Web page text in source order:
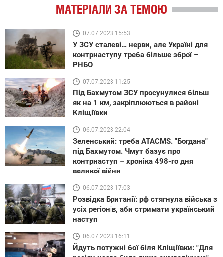
МАТЕРІАЛИ ЗА ТЕМОЮ
07.07.2023 15:53
У ЗСУ сталеві… нерви, але Україні для
контрнаступу треба більше зброї –
РНБО
07.07.2023 11:25
Під Бахмутом ЗСУ просунулися більш
як на 1 км, закріплюються в районі
Кліщіївки
06.07.2023 22:04
Зеленський: треба ATACMS. "Богдана"
під Бахмутом. Чмут базує про
контрнаступ – хроніка 498-го дня
великої війни
06.07.2023 17:03
Розвідка Британії: рф стягнула війська з
усіх регіонів, аби стримати український
наступ
06.07.2023 16:11
Йдуть потужні бої біля Кліщіївки: "Для